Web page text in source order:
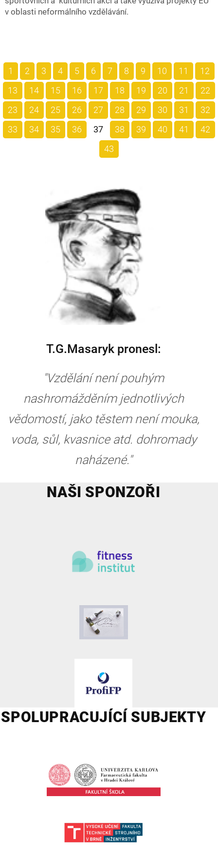
v oblasti neformálního vzdělávání.
1 2 3 4 5 6 7 8 9 10 11
12
13
14 15 16 17 18 19 20 21
22
23
24 25 26 27 28 29 30 31
32
33
34 35 36 37 38 39 40 41
42
43
T.G.Masaryk pronesl:
"Vzdělání není pouhým
nashromážděním jednotlivých
vědomostí, jako těstem není mouka,
voda, sůl, kvasnice atd. dohromady
naházené."
NAŠI SPONZOŘI
SPOLUPRACUJÍCÍ SUBJEKTY